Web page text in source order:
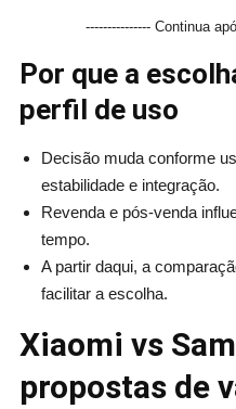
--------------- Continua
Por que a
perfil de uso
Decisão muda conforme
estabilidade e integração.
Revenda e pós-venda
tempo.
A partir daqui, a
facilitar a escolha.
Xiaomi vs
propostas de